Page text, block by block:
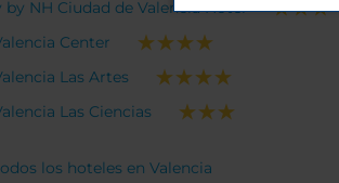
la
by NH Ciudad de Valencia Hotel
Center
Las Artes
Las Ciencias
los hoteles en Valencia